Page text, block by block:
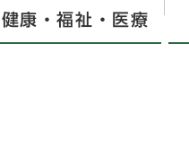
健康・福祉・医療